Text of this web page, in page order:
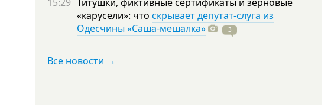
«карусели»: что скрывает депутат-слуга из
Одесчины «Саша-мешалка»
3
Все новости →